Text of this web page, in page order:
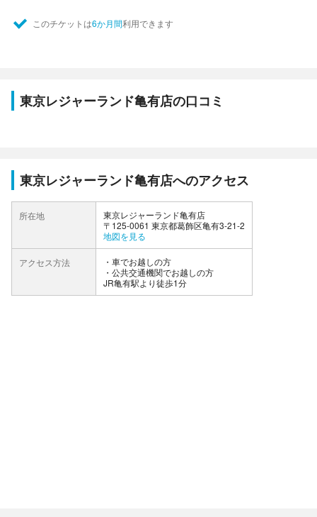
このチケットは6か月間利用できます
東京レジャーランド亀有店の口コミ
東京レジャーランド亀有店へのアクセス
所在地
東京レジャーランド亀有店
〒125-0061 東京都葛飾区亀有3-21-2
地図を見る
アクセス方法
車でお越しの方
公共交通機関でお越しの方
JR亀有駅より徒歩1分